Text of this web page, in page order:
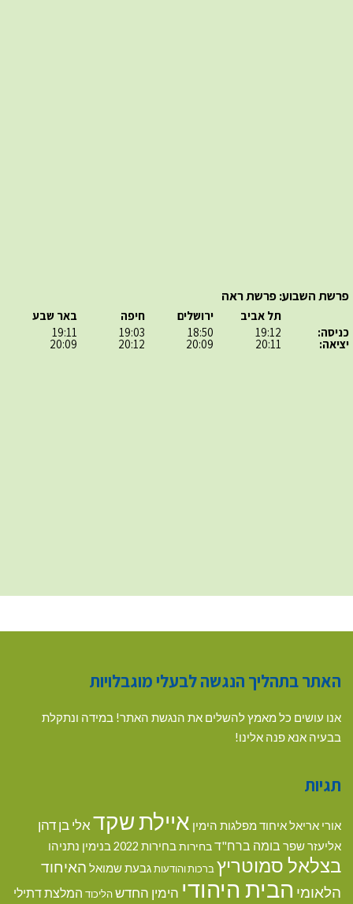
פרשת השבוע: פרשת ראה
כניסה:
יציאה:
תל אביב
19:12
20:11
ירושלים
18:50
20:09
חיפה
19:03
20:12
באר שבע
19:11
20:09
האתר בתהליך הנגשה לבעלי מוגבלויות
אנו עושים כל מאמץ להשלים את הנגשת האתר! במידה ונתקלת
בבעיה אנא פנה אלינו!
תגיות
אורי אריאלאיחוד מפלגות הימין איילת שקדאלי בן דהן
אליעזר שפר בומה ברח"דבחירות בחירות 2022 בנימין נתניהו
בצלאל סמוטריץ ברכות והודעותגבעת שמואל האיחוד
הלאומי הבית היהודי הימין החדשהליכוד המלצת דתילי